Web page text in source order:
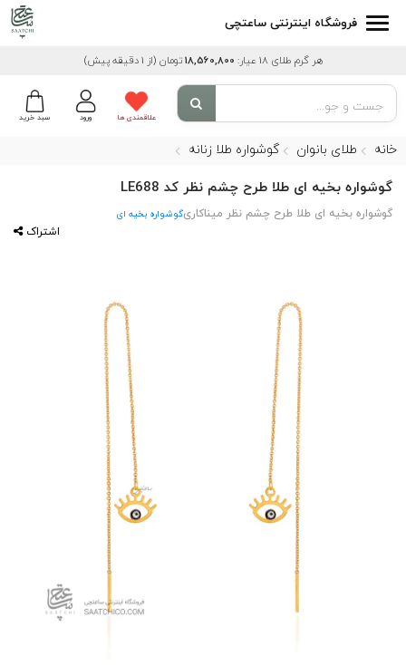
فروشگاه اینترنتی ساعتچی
هر گرم طلای 18 عیار: 18,560,800تومان (از 1 دقیقه پیش)
سبد خرید ورود علاقمندی ها
خانه طلای بانوان گوشواره طلا زنانه
گوشواره بخیه ای طلا طرح چشم نظر کد LE688
گوشواره بخیه ای طلا طرح چشم نظر میناکاریگوشواره بخیه ای
اشتراک